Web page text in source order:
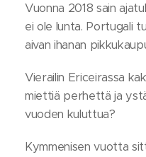
Vuonna 2018 sain
ei ole lunta. Portugali
aivan ihanan
Vierailin Ericeirassa
miettiä perhettä ja
vuoden kuluttua?
Kymmenisen vuotta